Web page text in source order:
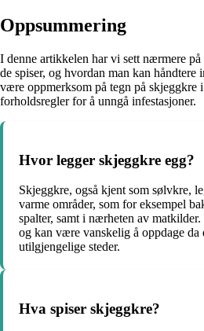
Oppsummering
I denne artikkelen har vi sett nærmere
de spiser, og hvordan man kan håndtere
være oppmerksom på tegn på skjeggkre
forholdsregler for å unngå infestasjoner.
Hvor legger skjeggkre egg?
Skjeggkre, også kjent som sølvkre,
varme områder, som for eksempel
spalter, samt i nærheten av
og kan være vanskelig å oppdage da
utilgjengelige steder.
Hva spiser skjeggkre?